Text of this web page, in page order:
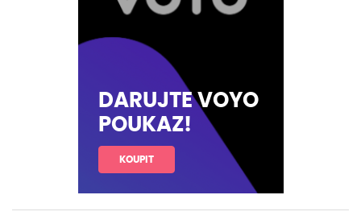
DARUJTE VOYO
POUKAZ!
KOUPIT